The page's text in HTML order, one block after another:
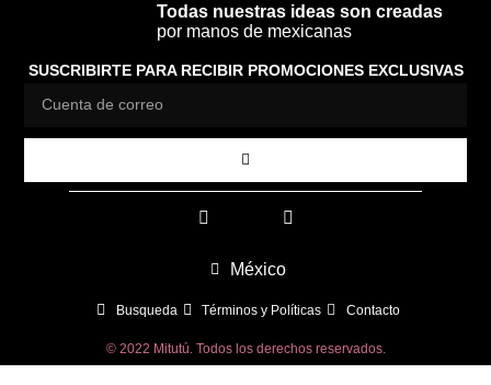
Todas nuestras ideas son creadas
por manos de mexicanas
SUSCRIBIRTE PARA RECIBIR PROMOCIONES EXCLUSIVAS
México
Busqueda Términos y Políticas Contacto
© 2022 Mitutú. Todos los derechos reservados.